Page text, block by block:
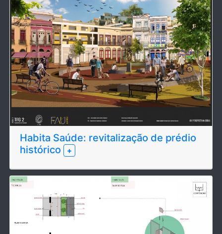
Habita Saúde: revitalização de prédio
histórico
+